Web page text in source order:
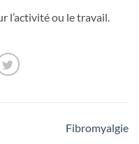
l’activité ou le travail.
Fibromyalgie